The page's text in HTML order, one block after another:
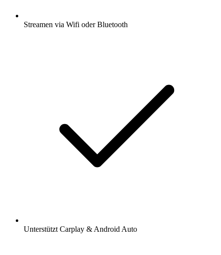
Streamen via Wifi oder Bluetooth
Unterstützt Carplay & Android Auto